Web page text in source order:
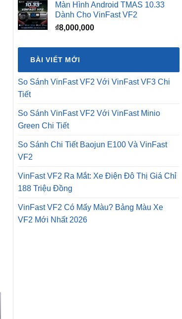
Màn Hình Android TMAS 10.33
Dành Cho VinFast VF2
₫8,000,000
BÀI VIẾT MỚI
So Sánh VinFast VF2 Với VinFast VF3 Chi
Tiết
So Sánh VinFast VF2 Với VinFast Minio
Green Chi Tiết
So Sánh Chi Tiết Baojun E100 Và VinFast
VF2
VinFast VF2 Ra Mắt: Xe Điện Đô Thị Giá Chỉ
188 Triệu Đồng
VinFast VF2 Có Mấy Màu? Bảng Màu Xe
VF2 Mới Nhất 2026